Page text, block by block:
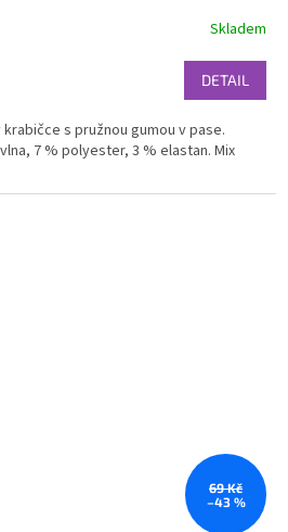
Skladem
DETAIL
s pružnou gumou v pase.
7 % polyester, 3 % elastan. Mix
69 Kč
–43 %